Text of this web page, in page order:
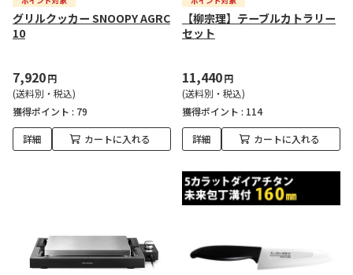
グリルクッカー SNOOPY AGRC
10
7,920円
(送料別・税込)
獲得ポイント : 79
詳細 カートに入れる
【柳宗理】テーブルカトラリー
セット
11,440円
(送料別・税込)
獲得ポイント : 114
詳細 カートに入れる